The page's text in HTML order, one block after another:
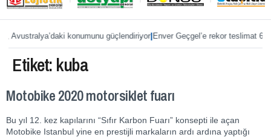
Avustralya’daki konumunu güçlendiriyor|Enver Geçgel’e rekor teslimat 63
Etiket: kuba
Motobike 2020 motorsiklet fuarı
Bu yıl 12. kez kapılarını “Sıfır Karbon Fuarı” konsepti ile açan
Motobike Istanbul yine en prestijli markaların ardı ardına yaptığı